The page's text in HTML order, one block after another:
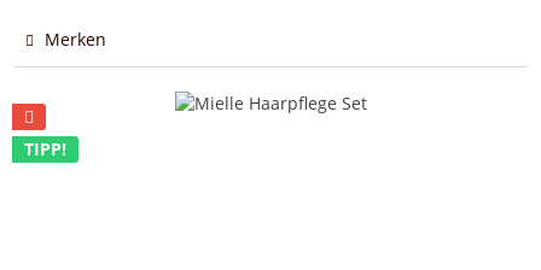
Merken
TIPP!